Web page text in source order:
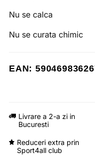
Nu se calca
Nu se curata chimic
EAN:
Livrare a 2-a zi in
Bucuresti
Reduceri extra prin
Sport4all club